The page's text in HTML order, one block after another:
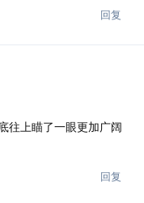
回复
往上瞄了一眼更加广阔
回复